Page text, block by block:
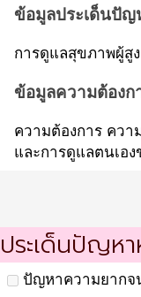
ข้อมูลประเด็นปัญ
การดูแลสุขภาพผู้สู
ข้อมูลความต้องก
ความต้องการ ควา
และการดูแลตนเอง
ประเด็นปัญห
ปัญหาความยากจ